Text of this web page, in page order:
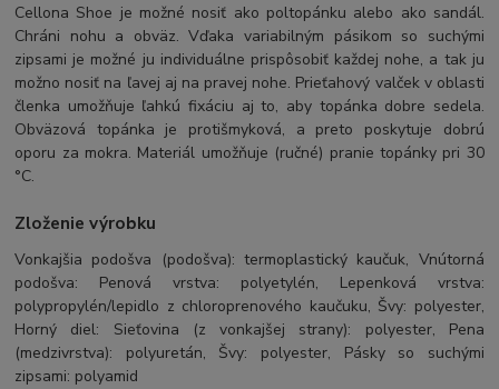
Cellona Shoe je možné nosiť ako poltopánku alebo ako sandál.
Chráni nohu a obväz. Vďaka variabilným pásikom so suchými
zipsami je možné ju individuálne prispôsobiť každej nohe, a tak ju
možno nosiť na ľavej aj na pravej nohe. Prieťahový valček v oblasti
členka umožňuje ľahkú fixáciu aj to, aby topánka dobre sedela.
Obväzová topánka je protišmyková, a preto poskytuje dobrú
oporu za mokra. Materiál umožňuje (ručné) pranie topánky pri 30
°C.
Zloženie výrobku
Vonkajšia podošva (podošva): termoplastický kaučuk, Vnútorná
podošva: Penová vrstva: polyetylén, Lepenková vrstva:
polypropylén/lepidlo z chloroprenového kaučuku, Švy: polyester,
Horný diel: Sieťovina (z vonkajšej strany): polyester, Pena
(medzivrstva): polyuretán, Švy: polyester, Pásky so suchými
zipsami: polyamid